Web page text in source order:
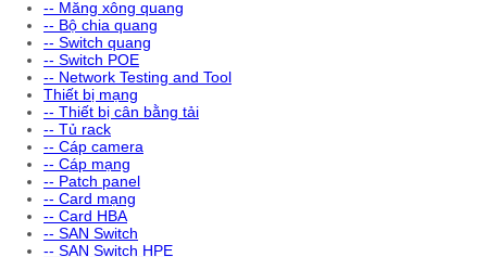
-- Măng xông quang
-- Bộ chia quang
-- Switch quang
-- Switch POE
-- Network Testing and Tool
Thiết bị mạng
-- Thiết bị cân bằng tải
-- Tủ rack
-- Cáp camera
-- Cáp mạng
-- Patch panel
-- Card mạng
-- Card HBA
-- SAN Switch
-- SAN Switch HPE